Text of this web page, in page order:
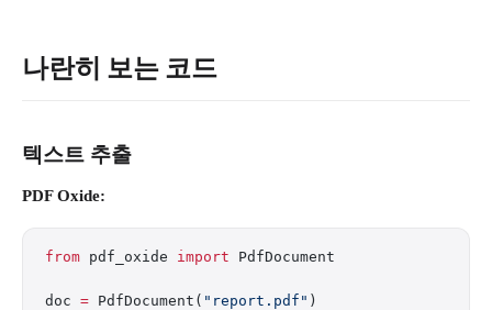
나란히 보는 코드
텍스트 추출
PDF Oxide:
from pdf_oxide import PdfDocument
doc = PdfDocument( "report.pdf" )